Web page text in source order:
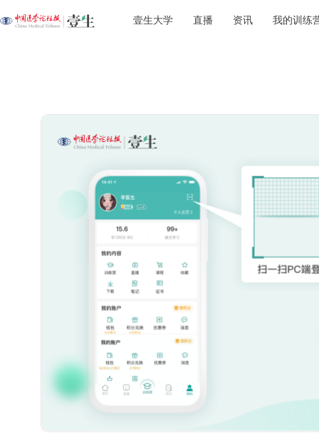
壹生大学 直播 资讯 我的训练